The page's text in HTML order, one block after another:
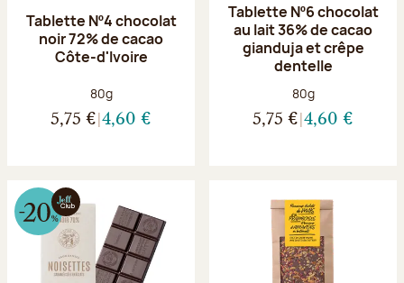
Tablette Nº4 chocolat
noir 72% de cacao
Côte-d'Ivoire
Poids net :
80g
5,75 € 4,60 €
Tablette Nº6 chocolat
au lait 36% de cacao
gianduja et crêpe
dentelle
Poids net :
80g
5,75 € 4,60 €